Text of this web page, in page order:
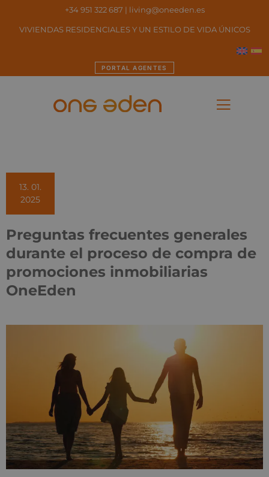
+34 951 322 687 | living@oneeden.es
VIVIENDAS RESIDENCIALES Y UN ESTILO DE VIDA ÚNICOS
PORTAL AGENTES
13. 01.
2025
Preguntas frecuentes generales
durante el proceso de compra de
promociones inmobiliarias
OneEden